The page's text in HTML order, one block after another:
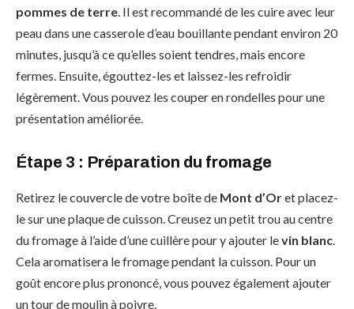
pommes de terre . Il est recommandé de les cuire avec leur
peau dans une casserole d’eau bouillante pendant environ 20
minutes, jusqu’à ce qu’elles soient tendres, mais encore
fermes. Ensuite, égouttez-les et laissez-les refroidir
légèrement. Vous pouvez les couper en rondelles pour une
présentation améliorée.
Étape 3 : Préparation du fromage
Retirez le couvercle de votre boîte de Mont d’Oret placez-
le sur une plaque de cuisson. Creusez un petit trou au centre
du fromage à l’aide d’une cuillère pour y ajouter levin blanc
Cela aromatisera le fromage pendant la cuisson. Pour un
goût encore plus prononcé, vous pouvez également ajouter
un tour de moulin à poivre.